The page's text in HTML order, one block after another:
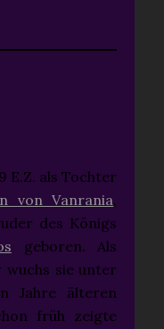
E.Z. als Tochter
von Vanrania,
des Königs
geboren. Als
sie unter
Jahre älteren
früh zeigte